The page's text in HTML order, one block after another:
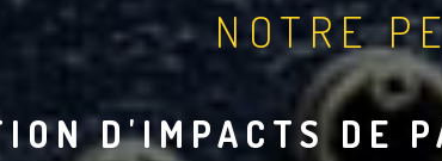
NOTRE
D'IMPACTS DE